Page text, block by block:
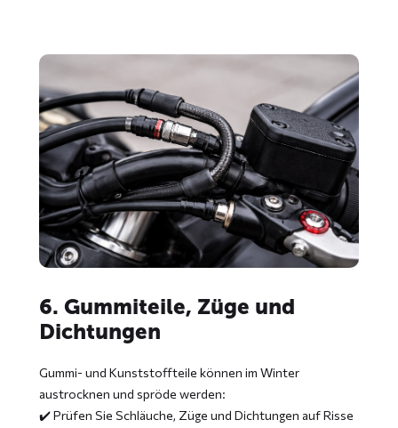
6. Gummiteile, Züge und
Dichtungen
Gummi- und Kunststoffteile können im Winter
austrocknen und spröde werden:
✔️ Prüfen Sie Schläuche, Züge und Dichtungen auf Risse